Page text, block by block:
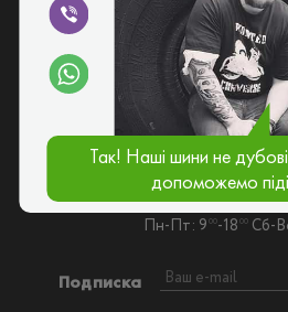
Шины и диски в Киеве по
Подписка
Киев, ул.
Пн-Пт: 9 00-18 00 Сб-
Так! Наші шини не
допоможемо